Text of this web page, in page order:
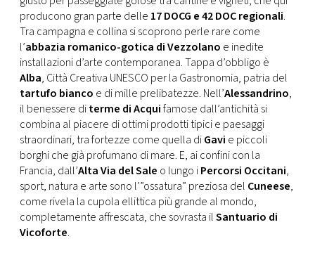
producono gran parte delle 17 DOCG e 42 DOC regionali.
Tra campagna e collina si scoprono perle rare come
l’abbazia romanico-gotica di Vezzolano e inedite
installazioni d’arte contemporanea. Tappa d’obbligo è
Alba, Città Creativa UNESCO per la Gastronomia, patria del
tartufo bianco e di mille prelibatezze. Nell’Alessandrino,
il benessere diterme di Acquifamose dall’antichità si
combina al piacere di ottimi prodotti tipici e paesaggi
straordinari, tra fortezze come quella diGavi e piccoli
borghi che già profumano di mare. E, ai confini con la
Francia, dall’Alta Via del Sale o lungo iPercorsi Occitani,
sport, natura e arte sono l’”ossatura” preziosa del Cuneese,
come rivela la cupola ellittica più grande al mondo,
completamente affrescata, che sovrasta ilSantuario di
Vicoforte.